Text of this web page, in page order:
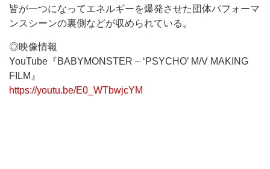
皆が一つになってエネルギーを爆発させた団体パフォーマ
ンスシーンの裏側などが収められている。
◎映像情報
YouTube『BABYMONSTER – ‘PSYCHO’ M/V MAKING
FILM』
https://youtu.be/E0_WTbwjcYM